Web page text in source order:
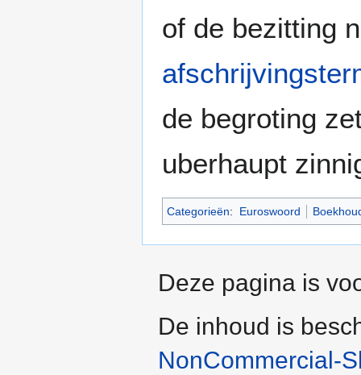
of de bezitting
de begroting
uberhaupt
Categorieën: Euroswoord
Deze pagina is
De inhoud is
NonCommercial-